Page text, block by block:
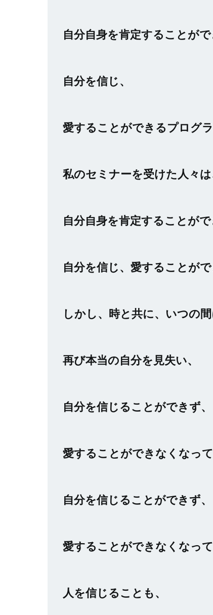
自分自身を肯定することがで
自分を信じ、
愛することができるプログラ
私のセミナーを受けた人々は
自分自身を肯定することがで
自分を信じ、愛することがで
しかし、時と共に、いつの間
再び本当の自分を見失い、
自分を信じることができず、
愛することができなくなっ
自分を信じることができず、
愛することができなくなっ
人を信じることも、